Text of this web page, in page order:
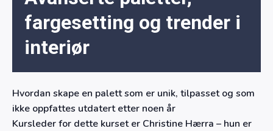
fargesetting og trender i
interiør
Hvordan skape en palett som er unik, tilpasset og som
ikke oppfattes utdatert etter noen år
Kursleder for dette kurset er Christine Hærra – hun er